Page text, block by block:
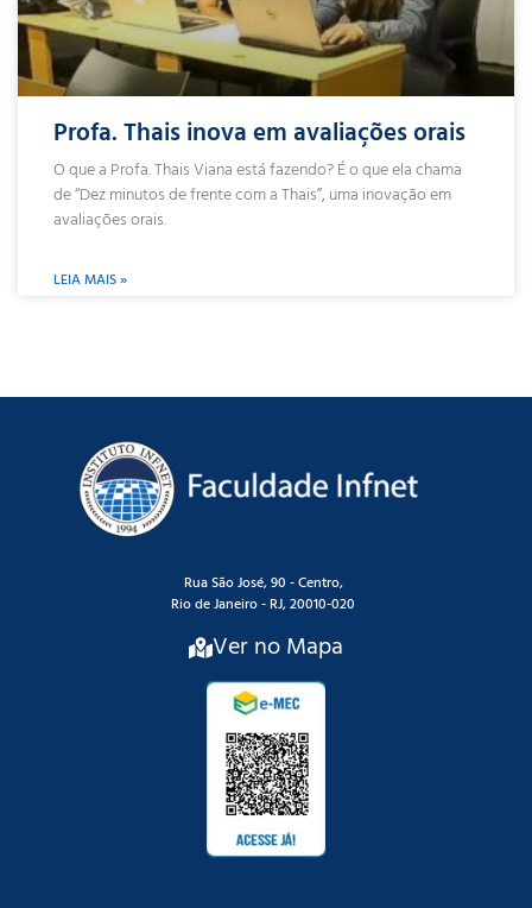
Profa. Thais inova em avaliações orais
O que a Profa. Thais Viana está fazendo? É o que ela chama
de “Dez minutos de frente com a Thais”, uma inovação em
avaliações orais.
LEIA MAIS »
Rua São José, 90 - Centro,
Rio de Janeiro - RJ, 20010-020
Ver no Mapa